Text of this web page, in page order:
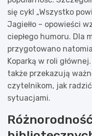
się cykl „Wszystko
Jagiełło – opowieści
ciepłego humoru. Dla
przygotowano
Koparką w roli
także przekazują
czytelnikom, jak
sytuacjami.